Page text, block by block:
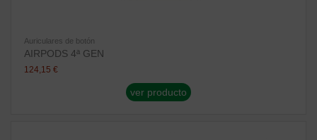
Auriculares de botón
AIRPODS 4ª GEN
124,15 €
ver producto